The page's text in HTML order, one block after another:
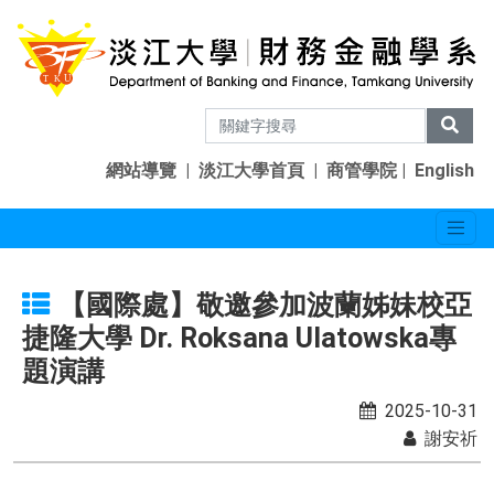
網站導覽 | 淡江大學首頁 | 商管學院| English
【國際處】敬邀參加波蘭姊妹校亞
捷隆大學 Dr. Roksana Ulatowska專
題演講
2025-10-31
謝安祈